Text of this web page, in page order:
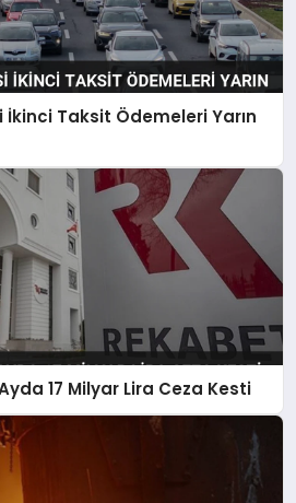
İkinci Taksit Ödemeleri Yarın
17 Milyar Lira Ceza Kesti